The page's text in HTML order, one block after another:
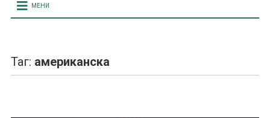
МЕНИ
Таг: американска